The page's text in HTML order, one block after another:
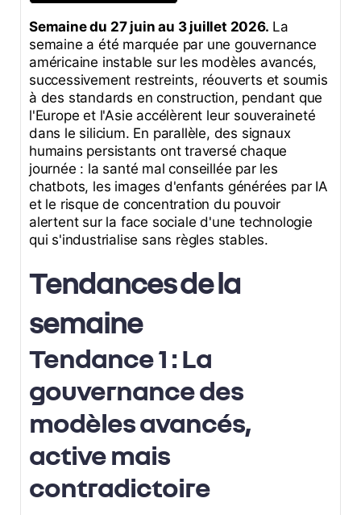
Semaine du 27 juin au 3 juillet 2026. La
semaine a été marquée par une gouvernance
américaine instable sur les modèles avancés,
successivement restreints, réouverts et soumis
à des standards en construction, pendant que
l'Europe et l'Asie accélèrent leur souveraineté
dans le silicium. En parallèle, des signaux
humains persistants ont traversé chaque
journée : la santé mal conseillée par les
chatbots, les images d'enfants générées par IA
et le risque de concentration du pouvoir
alertent sur la face sociale d'une technologie
qui s'industrialise sans règles stables.
Tendances de la
semaine
Tendance 1 : La
gouvernance des
modèles avancés,
active mais
contradictoire